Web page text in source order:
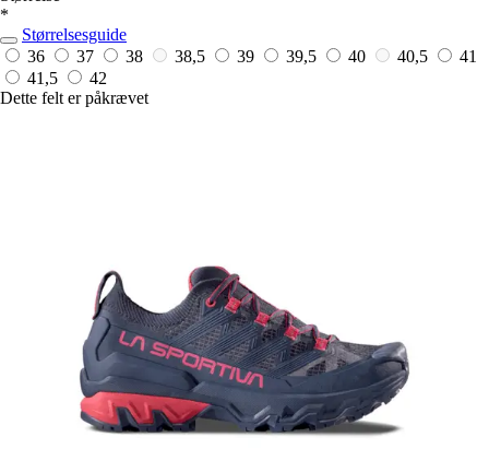
*
Størrelsesguide
36
37 38 38,5 39 39,5 40 40,5
41
41,5
42
Dette felt er påkrævet